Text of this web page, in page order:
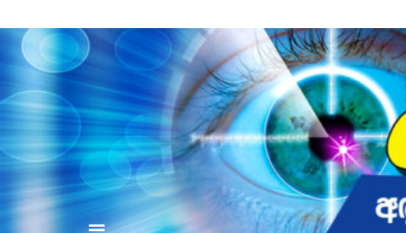
to
contentvinivida.lk